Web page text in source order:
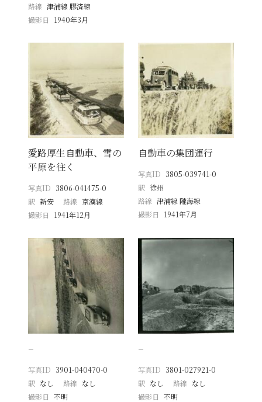
路線 津浦線 膠済線
撮影日
1940年3月
愛路厚生自動車、雪の
平原を往く
写真ID 3806-041475-0
駅 新安 路線 京漢線
撮影日
1941年12月
自動車の集団運行
写真ID 3805-039741-0
駅 徐州
路線 津浦線 隴海線
撮影日
1941年7月
−
写真ID 3901-040470-0
駅 なし 路線 なし
撮影日
不明
−
写真ID 3801-027921-0
駅 なし 路線 なし
撮影日 不明